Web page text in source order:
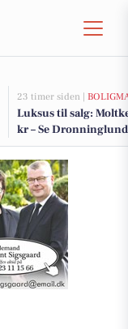
23 timer siden |
Luksus til salg:
kr – Se
DRONNINGLUND